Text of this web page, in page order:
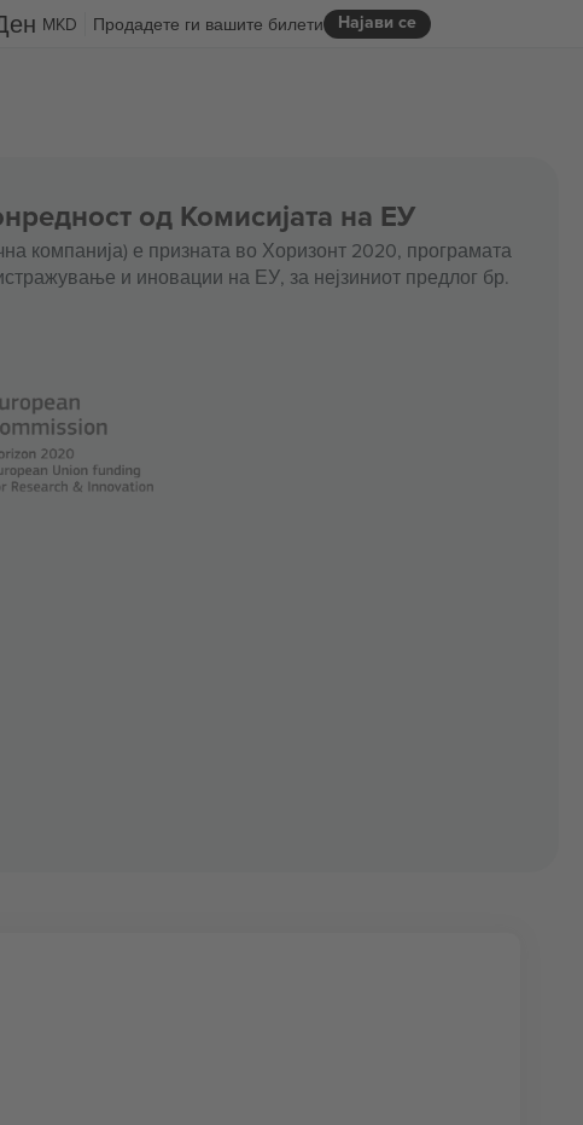
MKD Најави се
Продадете ги вашите билети
од Комисијата на ЕУ
компанија) е призната во Хоризонт 2020, програмата
и иновации на ЕУ, за нејзиниот предлог бр.